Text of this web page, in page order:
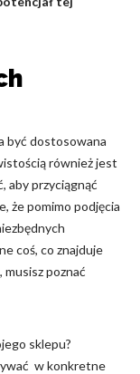
być dostosowana
również jest
aby przyciągnąć
że pomimo podjęcia
coś, co znajduje
musisz poznać
sklepu?
w konkretne
śledzenia
dla
cenne dla
w procesie
ciasteczek.